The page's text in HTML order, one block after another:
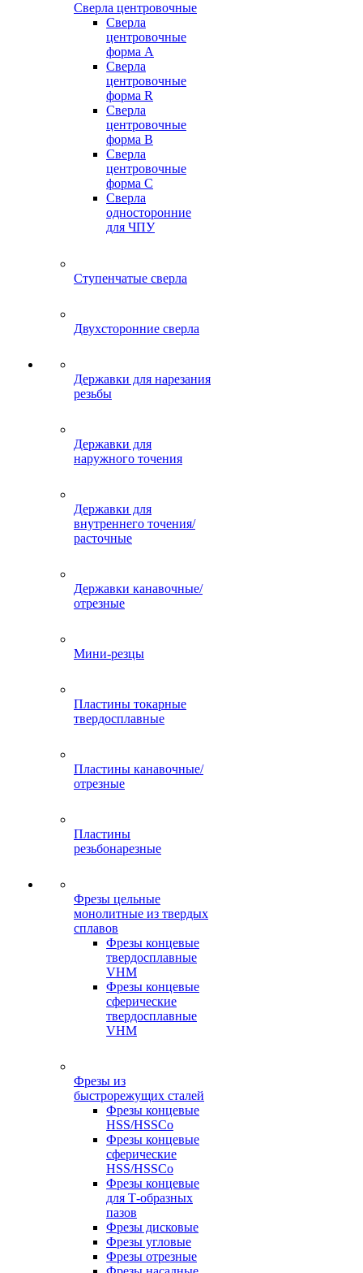
Сверла центровочные
Сверла
центровочные
форма A
Сверла
центровочные
форма R
Сверла
центровочные
форма B
Сверла
центровочные
форма C
Сверла
односторонние
для ЧПУ
Ступенчатые сверла
Двухсторонние сверла
Державки для нарезания
резьбы
Державки для
наружного точения
Державки для
внутреннего точения/
расточные
Державки канавочные/
отрезные
Мини-резцы
Пластины токарные
твердосплавные
Пластины канавочные/
отрезные
Пластины
резьбонарезные
Фрезы цельные
монолитные из твердых
сплавов
Фрезы концевые
твердосплавные
VHM
Фрезы концевые
сферические
твердосплавные
VHM
Фрезы из
быстрорежущих сталей
Фрезы концевые
HSS/HSSCo
Фрезы концевые
сферические
HSS/HSSCo
Фрезы концевые
для Т-образных
пазов
Фрезы дисковые
Фрезы угловые
Фрезы отрезные